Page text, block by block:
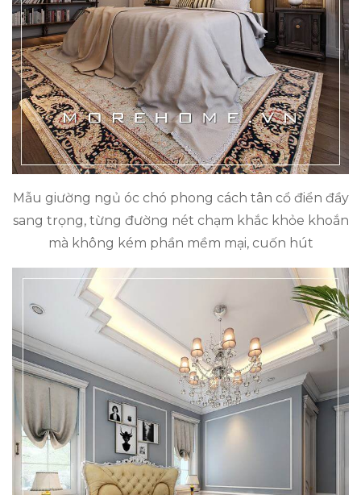
Mẫu giường ngủ óc chó phong cách tân cổ điển đầy
sang trọng, từng đường nét chạm khắc khỏe khoắn
mà không kém phần mềm mại, cuốn hút